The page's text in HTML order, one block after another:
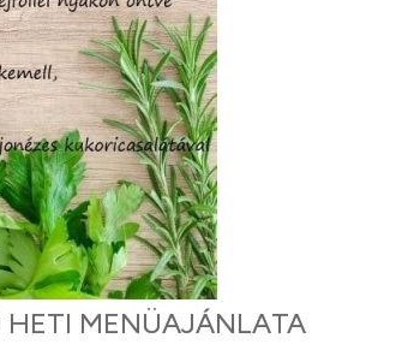
HETI MENÜAJÁNLATA